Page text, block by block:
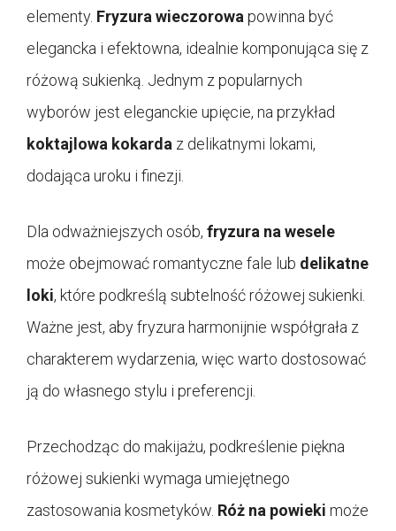
elementy. Fryzura wieczorowa powinna być
elegancka i efektowna, idealnie komponująca się z
różową sukienką. Jednym z popularnych
wyborów jest eleganckie upięcie, na przykład
koktajlowa kokarda z delikatnymi lokami,
dodająca uroku i finezji.
Dla odważniejszych osób, fryzura na wesele
może obejmować romantyczne fale lub delikatne
loki, które podkreślą subtelność różowej sukienki.
Ważne jest, aby fryzura harmonijnie współgrała z
charakterem wydarzenia, więc warto dostosować
ją do własnego stylu i preferencji.
Przechodząc do makijażu, podkreślenie piękna
różowej sukienki wymaga umiejętnego
zastosowania kosmetyków. Róż na powieki może